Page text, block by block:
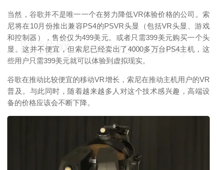
当然，谷歌并不是唯一一个在努力降低VR体验价格的公司。索
尼将在10月份推出兼容PS4的PSVR头显（包括VR头显、游戏
和控制器），售价仅为499美元。或者只需399美元购买一个头
显。这并不便宜，但索尼已经卖出了4000多万台PS4主机，这
些用户只需399美元就可以体验到虚拟现实。
谷歌在推动比较便宜的移动VR增长，索尼在推动主机用户的VR
普及。与此同时，随着越来越多人对这个技术感兴趣，高端设
备的价格应该会不断下降。
映维网（nweon.com）